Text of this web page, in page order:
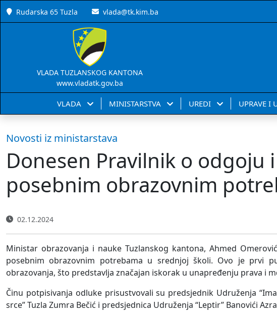
Rudarska 65 Tuzla vlada@tk.kim.ba
VLADA TUZLANSKOG KANTONA
www.vladatk.gov.ba
VLADA MINISTARSTVA UREDI UPRAVE I
Novosti iz ministarstava
Donesen Pravilnik o odgoju
posebnim obrazovnim
02.12.2024
Ministar obrazovanja i nauke Tuzlanskog kantona, Ahmed
posebnim obrazovnim potrebama u srednjoj školi. Ovo je prvi
obrazovanja, što predstavlja značajan iskorak u unapređenju prava i
Činu potpisivanja odluke prisustvovali su predsjednik Udruženja
srce” Tuzla Zumra Bečić i predsjednica Udruženja “Leptir” Banovići